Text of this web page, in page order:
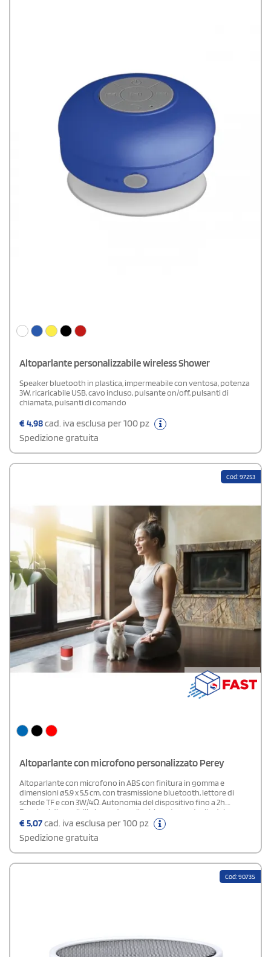
Altoparlante personalizzabile wireless Shower
Speaker bluetooth in plastica, impermeabile con ventosa, potenza
3W, ricaricabile USB, cavo incluso, pulsante on/off, pulsanti di
chiamata, pulsanti di comando
€4,98cad. iva esclusa per 100 pz
Spedizione gratuita
Cod: 97253
Altoparlante con microfono personalizzato Perey
Altoparlante con microfono in ABS con finitura in gomma e
dimensioni ø5,9 x 5,5 cm, con trasmissione bluetooth, lettore di
schede TF e con 3W/4Ω. Autonomia del dispositivo fino a 2h.
Funzioni disponibili: rispondere alle chiamate, controllo del
volume e collegamento alla playlist del dispositivo mobile. Include
€5,07cad. iva esclusa per 100 pz
Spedizione gratuita
Cod: 9073S